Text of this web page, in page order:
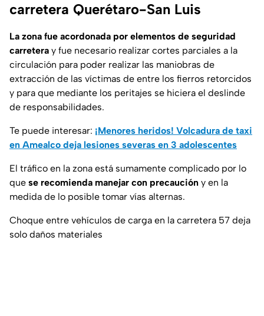
carretera Querétaro-San Luis
La zona fue acordonada por elementos de seguridad
carretera y fue necesario realizar cortes parciales a la
circulación para poder realizar las maniobras de
extracción de las víctimas de entre los fierros retorcidos
y para que mediante los peritajes se hiciera el deslinde
de responsabilidades.
Te puede interesar: ¡Menores heridos! Volcadura de taxi
en Amealco deja lesiones severas en 3 adolescentes
El tráfico en la zona está sumamente complicado por lo
que se recomienda manejar con precaución y en la
medida de lo posible tomar vías alternas.
Choque entre vehículos de carga en la carretera 57 deja
solo daños materiales